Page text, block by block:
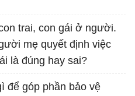
trai, con gái ở người.
mẹ quyết định việc
là đúng hay sai?
để góp phần bảo vệ